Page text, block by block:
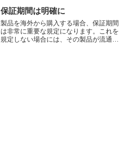
保証期間は明確に
製品を海外から購入する場合、保証期間
は非常に重要な規定になります。これを
規定しない場合には、その製品が流通し